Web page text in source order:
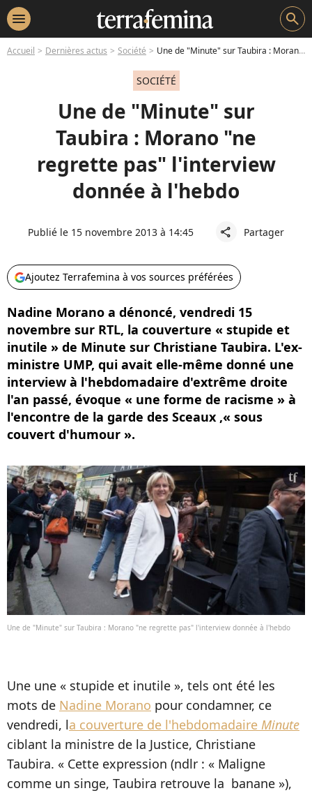
menu search
Accueil Dernières actus Société Une de "Minute" sur Taubira : Morano "ne regrette pas" l'interview donnée à l'hebdo
SOCIÉTÉ
Une de "Minute" sur
Taubira : Morano "ne
regrette pas" l'interview
donnée à l'hebdo
Publié le 15 novembre 2013 à 14:45 share Partager
Ajoutez Terrafemina à vos sources préférées
Nadine Morano a dénoncé, vendredi 15
novembre sur RTL, la couverture « stupide et
inutile » de Minute sur Christiane Taubira. L'ex-
ministre UMP, qui avait elle-même donné une
interview à l'hebdomadaire d'extrême droite
l'an passé, évoque « une forme de racisme » à
l'encontre de la garde des Sceaux ,« sous
couvert d'humour ».
Une de "Minute" sur Taubira : Morano "ne regrette pas" l'interview donnée à l'hebdo
Une une « stupide et inutile », tels ont été les
mots de Nadine Morano pour condamner, ce
vendredi, la couverture de l'hebdomadaire Minute
ciblant la ministre de la Justice, Christiane
Taubira. « Cette expression (ndlr : « Maligne
comme un singe, Taubira retrouve la banane »),